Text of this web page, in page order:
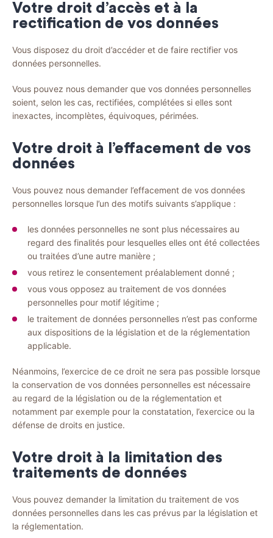
Votre droit d’accès et à la
rectification de vos données
Vous disposez du droit d’accéder et de faire rectifier vos
données personnelles.
Vous pouvez nous demander que vos données personnelles
soient, selon les cas, rectifiées, complétées si elles sont
inexactes, incomplètes, équivoques, périmées.
Votre droit à l’effacement de vos
données
Vous pouvez nous demander l’effacement de vos données
personnelles lorsque l’un des motifs suivants s’applique :
les données personnelles ne sont plus nécessaires au
regard des finalités pour lesquelles elles ont été collectées
ou traitées d’une autre manière ;
vous retirez le consentement préalablement donné ;
vous vous opposez au traitement de vos données
personnelles pour motif légitime ;
le traitement de données personnelles n’est pas conforme
aux dispositions de la législation et de la réglementation
applicable.
Néanmoins, l’exercice de ce droit ne sera pas possible lorsque
la conservation de vos données personnelles est nécessaire
au regard de la législation ou de la réglementation et
notamment par exemple pour la constatation, l’exercice ou la
défense de droits en justice.
Votre droit à la limitation des
traitements de données
Vous pouvez demander la limitation du traitement de vos
données personnelles dans les cas prévus par la législation et
la réglementation.